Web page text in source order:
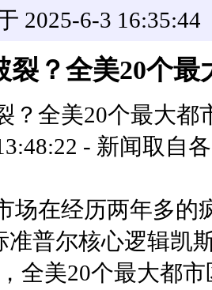
2025-6-3 16:35:44
裂？全美20个
？全美20个最大
- 新闻取自
场在经历两年多的
准普尔核心逻辑凯
全美20个最大都